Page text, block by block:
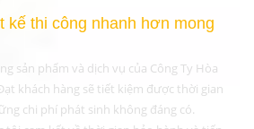
kế thi công nhanh hơn mong
sản phẩm và dịch vụ của Công Ty Hòa
khách hàng sẽ tiết kiệm được thời gian
chi phí phát sinh không đáng có.